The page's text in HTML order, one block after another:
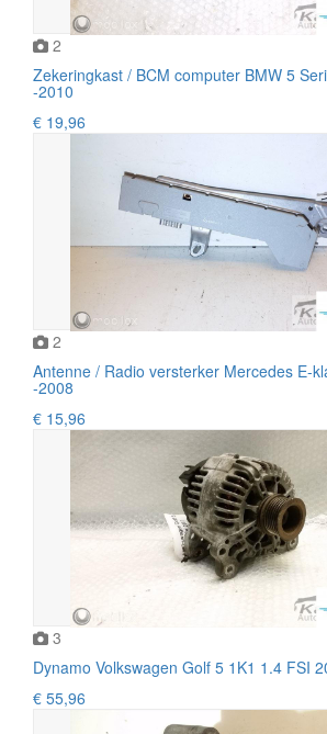
2
Zekeringkast / BCM computer BMW 5
-2010
€ 19,96
2
Antenne / Radio versterker Mercedes E-
-2008
€ 15,96
3
Dynamo Volkswagen Golf 5 1K1 1.4 FSI
€ 55,96